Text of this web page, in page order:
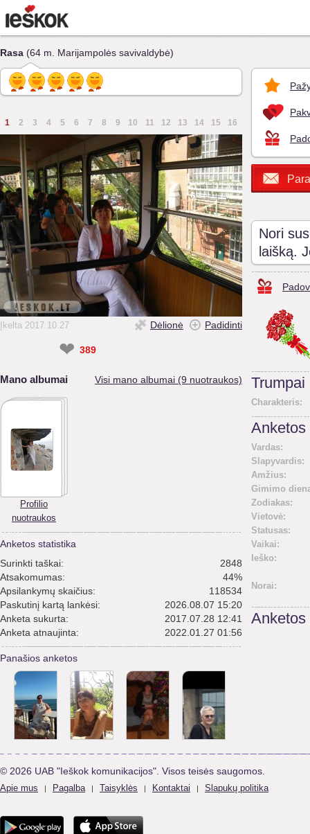
Rasa (64 m. Marijampolės savivaldybė)
1 2 3 4 5 6 7 8 9 10 11 12 13 14 15 16
Įkelta 2017.10.27 Dėlionė Padidinti
❤ 389
Mano albumai Visi mano albumai (9 nuotraukos)
Profilio
nuotraukos
Anketos statistika
Surinkti taškai:
2848
Atsakomumas:
44%
Apsilankymų skaičius:
118534
Paskutinį kartą lankėsi:
2026.08.07 15:20
Anketa sukurta:
2017.07.28 12:41
Anketa atnaujinta:
2022.01.27 01:56
Panašios anketos
Nori
laišką.
Trumpai
Charakteris:
Anketos
Vardas:
Slapyvardis:
Amžius:
Gimimo
Zodiakas:
Vietovė:
Statusas:
Vaikai:
Ieško:
Norai:
Anketos
© 2026 UAB "Ieškok komunikacijos". Visos teisės saugomos.
Apie mus | Pagalba | Taisyklės | Kontaktai | Slapukų politika